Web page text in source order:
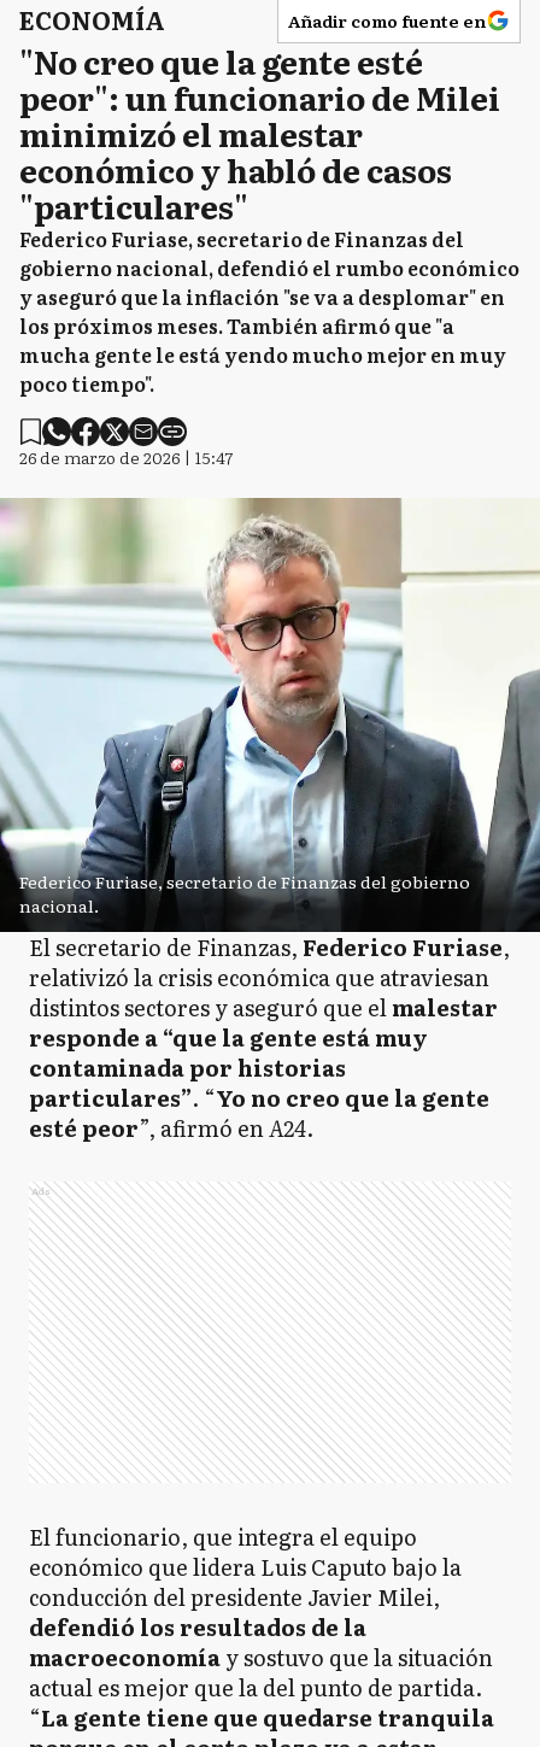
ECONOMÍA Añadir como fuente en
"No creo que la gente esté
peor": un funcionario de Milei
minimizó el malestar
económico y habló de casos
"particulares"
Federico Furiase, secretario de Finanzas del
gobierno nacional, defendió el rumbo económico
y aseguró que la inflación "se va a desplomar" en
los próximos meses. También afirmó que "a
mucha gente le está yendo mucho mejor en muy
poco tiempo".
26 de marzo de 2026 | 15:47
Federico Furiase, secretario de Finanzas del gobierno
nacional.
El secretario de Finanzas, Federico Furiase,
relativizó la crisis económica que atraviesan
distintos sectores y aseguró que elmalestar
responde a “que la gente está muy
contaminada por historias
particulares”. “Yo no creo que la gente
esté peor”, afirmó enA24.
Ads
El funcionario, que integra el equipo
económico que lidera Luis Caputo bajo la
conducción del presidente Javier Milei,
defendió los resultados de la
macroeconomíay sostuvo que la situación
actual es mejor que la del punto de partida.
“La gente tiene que quedarse tranquila